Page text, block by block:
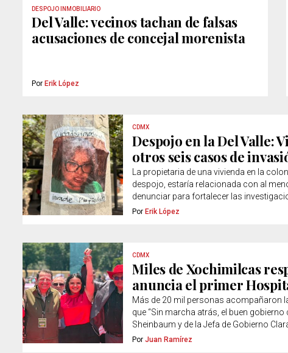
DESPOJO INMOBILIARIO
Del Valle: vecinos tachan de falsas
acusaciones de concejal morenista
Por Erik López
CDMX
Despojo en la Del Valle:
otros seis casos de
La propietaria de una vivienda en la
despojo, estaría relacionada con al
denunciar para fortalecer las
Por Erik López
CDMX
Miles de Xochimilcas
anuncia el primer
Más de 20 mil personas acompañaron
que “Sin marcha atrás, el buen
Sheinbaum y de la Jefa de Gobierno
PorJuan Ramírez